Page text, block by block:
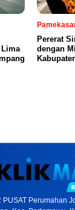
Lima
Pererat
dengan
PUSAT Perumahan